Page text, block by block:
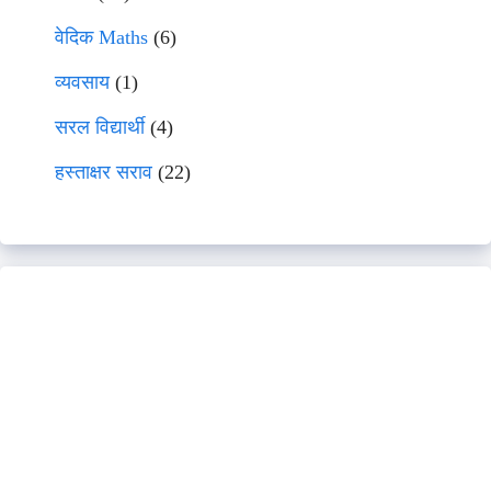
वेदिक Maths (6)
व्यवसाय(1)
सरल विद्यार्थी(4)
हस्ताक्षर सराव (22)